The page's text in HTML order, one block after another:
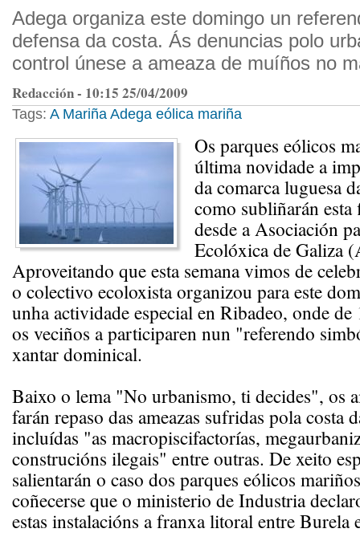
Adega organiza este domingo un
defensa da costa. Ás denuncias polo
control únese a ameaza de muíños no
Redacción - 10:15 25/04/2009
Tags: A Mariña Adega eólica mariña
Os parques eólicos
última novidade a
da comarca luguesa
como subliñarán esta
desde a Asociación
Ecolóxica de Galiza
Aproveitando que esta semana vimos de
o colectivo ecoloxista organizou para este
unha actividade especial en Ribadeo, onde
os veciños a participaren nun "referendo
xantar dominical.
Baixo o lema "No urbanismo, ti decides", os
farán repaso das ameazas sufridas pola costa
incluídas "as macropiscifactorías,
construcións ilegais" entre outras. De xeito
salientarán o caso dos parques eólicos
coñecerse que o ministerio de Industria
estas instalacións a franxa litoral entre Burela